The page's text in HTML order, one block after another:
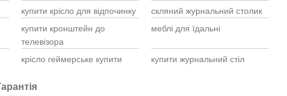
купити крісло для відпочинку
скляний журнальний столик
купити кронштейн до
телевізора
меблі для їдальні
крісло геймерське купити купити журнальний стіл
купити крісла садові